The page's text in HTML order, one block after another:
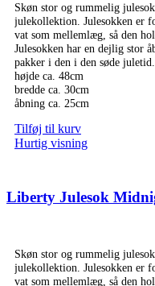
Skøn stor og rummelig
julekollektion. Julesokken er
vat som mellemlæg, så den
Julesokken har en dejlig stor
pakker i den i den søde juletid.
højde ca. 48cm
bredde ca. 30cm
åbning ca. 25cm
Tilføj til kurv
Hurtig visning
Liberty Julesok
Skøn stor og rummelig
julekollektion. Julesokken er
vat som mellemlæg, så den